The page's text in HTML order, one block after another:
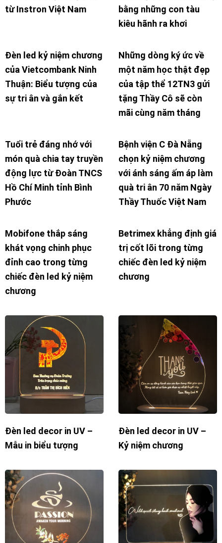
từ Instron Việt Nam
bằng những con tàu
kiêu hãnh ra khơi
Đèn led kỷ niệm chương
của Vietcombank Ninh
Thuận: Biểu tượng của
sự tri ân và gắn kết
Những dòng ký ức về
một năm học thật đẹp
của tập thể 12TN3 gửi
tặng Thầy Cô sẽ còn
mãi cùng năm tháng
Tuổi trẻ đáng nhớ với
món quà chia tay truyền
động lực từ Đoàn TNCS
Hồ Chí Minh tỉnh Bình
Phước
Bệnh viện C Đà Nẵng
chọn kỷ niệm chương
với ánh sáng ấm áp làm
quà tri ân 70 năm Ngày
Thầy Thuốc Việt Nam
Mobifone thắp sáng
khát vọng chinh phục
đỉnh cao trong từng
chiếc đèn led kỷ niệm
chương
Betrimex khẳng định giá
trị cốt lõi trong từng
chiếc đèn led kỷ niệm
chương
Đèn led decor in UV –
Mẫu in biểu tượng
Đèn led decor in UV –
Kỷ niệm chương